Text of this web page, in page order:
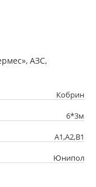
АЗС,
Кобрин
6*3м
А1,А2,В1
Юнипол